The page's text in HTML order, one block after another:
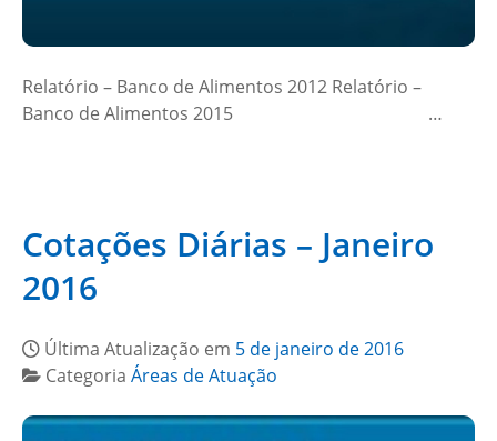
Relatório – Banco de Alimentos 2012 Relatório –
Banco de Alimentos 2015 …
Cotações Diárias – Janeiro
2016
Última Atualização em 5 de janeiro de 2016
Categoria Áreas de Atuação